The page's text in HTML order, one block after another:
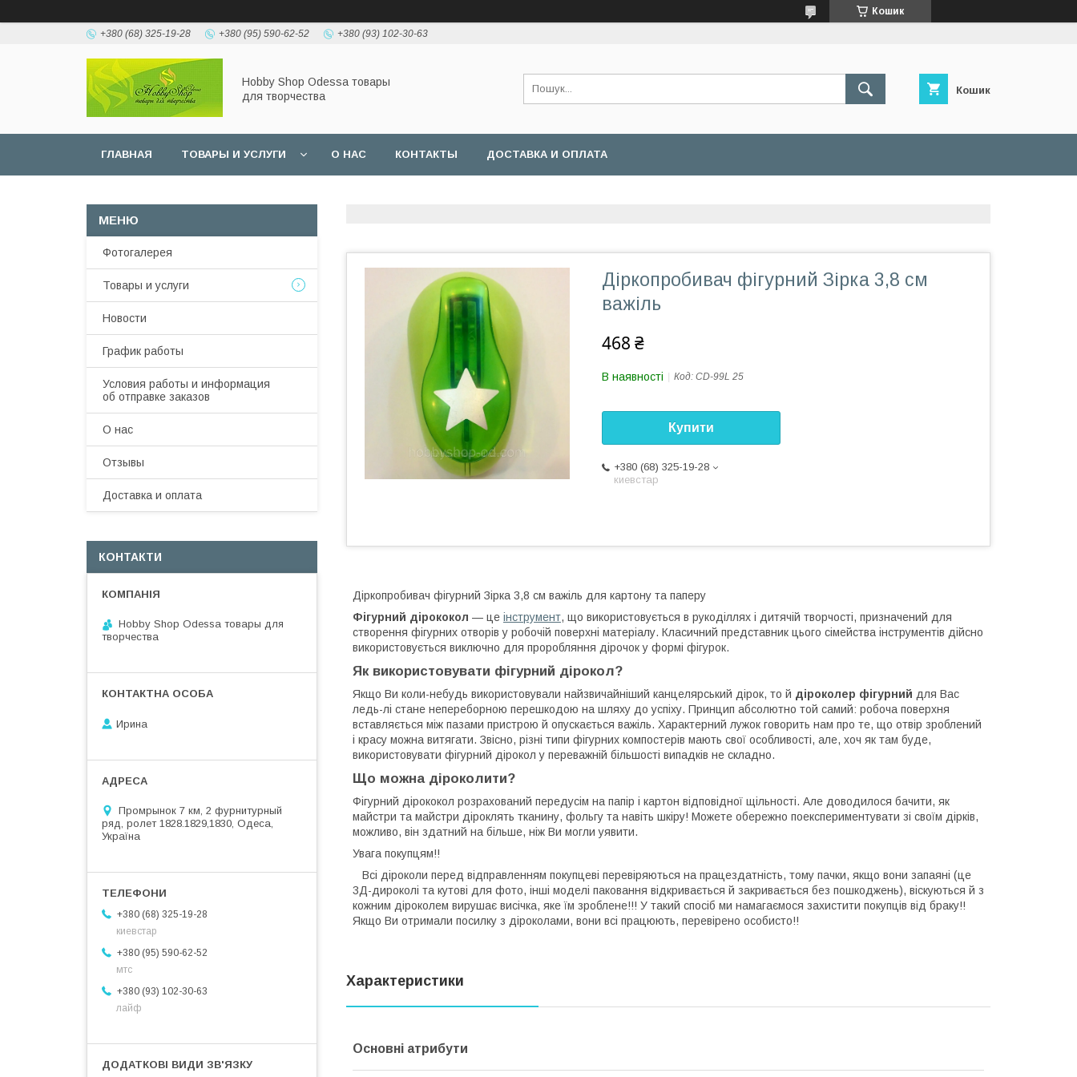
Кошик
+380 (68) 325-19-28 +380 (95) 590-62-52 +380 (93) 102-30-63
Hobbу Shop Odessa товары
для творчества
Кошик
ГЛАВНАЯ ТОВАРЫ И УСЛУГИ О НАС КОНТАКТЫ ДОСТАВКА И ОПЛАТА
Діркопробивач фігурний Зірка 3,8 см
важіль
468 ₴
В наявності Код: CD-99L 25
Купити
+380 (68) 325-19-28
киевстар
Діркопробивач фігурний Зірка 3,8 см важіль для картону та паперу
Фігурний дірококол — це інструмент, що використовується в рукоділлях і дитячій творчості, призначений для
створення фігурних отворів у робочій поверхні матеріалу. Класичний представник цього сімейства інструментів дійсно
використовується виключно для проробляння дірочок у формі фігурок.
Як використовувати фігурний дірокол?
Якщо Ви коли-небудь використовували найзвичайніший канцелярський дірок, то й діроколер фігурний для Вас
ледь-лі стане непереборною перешкодою на шляху до успіху. Принцип абсолютно той самий: робоча поверхня
вставляється між пазами пристрою й опускається важіль. Характерний лужок говорить нам про те, що отвір зроблений
і красу можна витягати. Звісно, різні типи фігурних компостерів мають свої особливості, але, хоч як там буде,
використовувати фігурний дірокол у переважній більшості випадків не складно.
Що можна діроколити?
Фігурний дірококол розрахований передусім на папір і картон відповідної щільності. Але доводилося бачити, як
майстри та майстри діроклять тканину, фольгу та навіть шкіру! Можете обережно поекспериментувати зі своїм дірків,
можливо, він здатний на більше, ніж Ви могли уявити.
Увага покупцям!!
Всі діроколи перед відправленням покупцеві перевіряються на працездатність, тому пачки, якщо вони запаяні (це
3Д-дироколі та кутові для фото, інші моделі паковання відкривається й закривається без пошкоджень), віскуються й з
кожним діроколем вирушає висічка, яке їм зроблене!!! У такий спосіб ми намагаємося захистити покупців від браку!!
Якщо Ви отримали посилку з діроколами, вони всі працюють, перевірено особисто!!
Характеристики
Основні атрибути
Фотогалерея
Товары и услуги
Новости
График работы
Условия работы и информация
об отправке заказов
О нас
Отзывы
Доставка и оплата
КОНТАКТИ
Hobby Shop Odessa товары для
творчества
Ирина
Промрынок 7 км, 2 фурнитурный
ряд, ролет 1828.1829,1830, Одеса,
Україна
+380 (68) 325-19-28
киевстар
+380 (95) 590-62-52
мтс
+380 (93) 102-30-63
лайф